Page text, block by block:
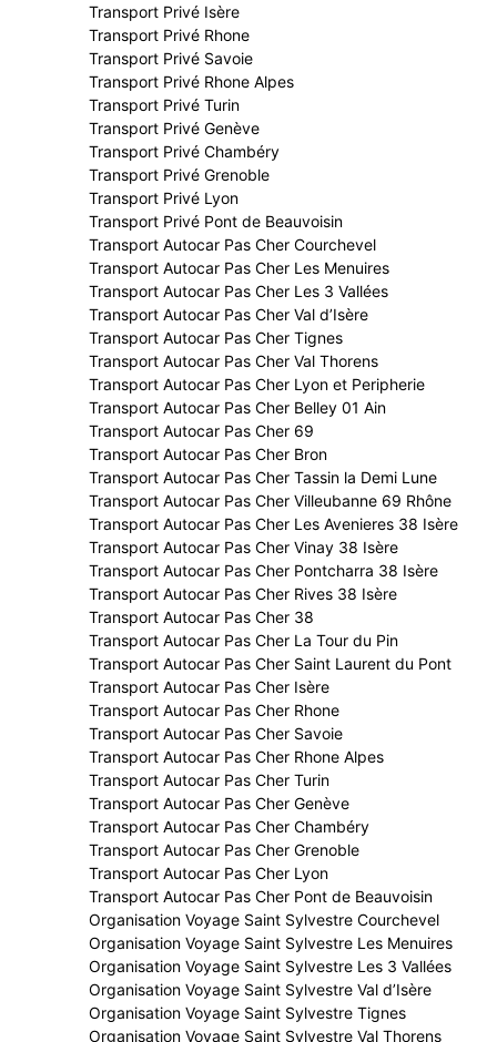
Transport Privé Isère
Transport Privé Rhone
Transport Privé Savoie
Transport Privé Rhone Alpes
Transport Privé Turin
Transport Privé Genève
Transport Privé Chambéry
Transport Privé Grenoble
Transport Privé Lyon
Transport Privé Pont de Beauvoisin
Transport Autocar Pas Cher Courchevel
Transport Autocar Pas Cher Les Menuires
Transport Autocar Pas Cher Les 3 Vallées
Transport Autocar Pas Cher Val d’Isère
Transport Autocar Pas Cher Tignes
Transport Autocar Pas Cher Val Thorens
Transport Autocar Pas Cher Lyon et Peripherie
Transport Autocar Pas Cher Belley 01 Ain
Transport Autocar Pas Cher 69
Transport Autocar Pas Cher Bron
Transport Autocar Pas Cher Tassin la Demi Lune
Transport Autocar Pas Cher Villeubanne 69 Rhône
Transport Autocar Pas Cher Les Avenieres 38 Isère
Transport Autocar Pas Cher Vinay 38 Isère
Transport Autocar Pas Cher Pontcharra 38 Isère
Transport Autocar Pas Cher Rives 38 Isère
Transport Autocar Pas Cher 38
Transport Autocar Pas Cher La Tour du Pin
Transport Autocar Pas Cher Saint Laurent du Pont
Transport Autocar Pas Cher Isère
Transport Autocar Pas Cher Rhone
Transport Autocar Pas Cher Savoie
Transport Autocar Pas Cher Rhone Alpes
Transport Autocar Pas Cher Turin
Transport Autocar Pas Cher Genève
Transport Autocar Pas Cher Chambéry
Transport Autocar Pas Cher Grenoble
Transport Autocar Pas Cher Lyon
Transport Autocar Pas Cher Pont de Beauvoisin
Organisation Voyage Saint Sylvestre Courchevel
Organisation Voyage Saint Sylvestre Les Menuires
Organisation Voyage Saint Sylvestre Les 3 Vallées
Organisation Voyage Saint Sylvestre Val d’Isère
Organisation Voyage Saint Sylvestre Tignes
Organisation Voyage Saint Sylvestre Val Thorens